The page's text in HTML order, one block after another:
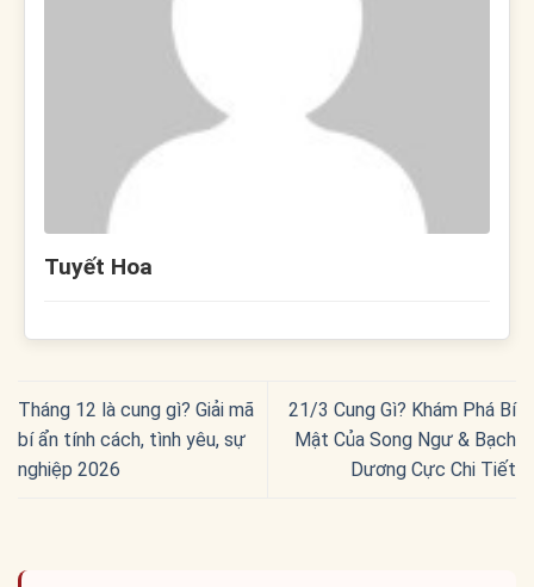
Tuyết Hoa
Tháng 12 là cung gì? Giải mã
bí ẩn tính cách, tình yêu, sự
nghiệp 2026
21/3 Cung Gì? Khám Phá Bí
Mật Của Song Ngư & Bạch
Dương Cực Chi Tiết